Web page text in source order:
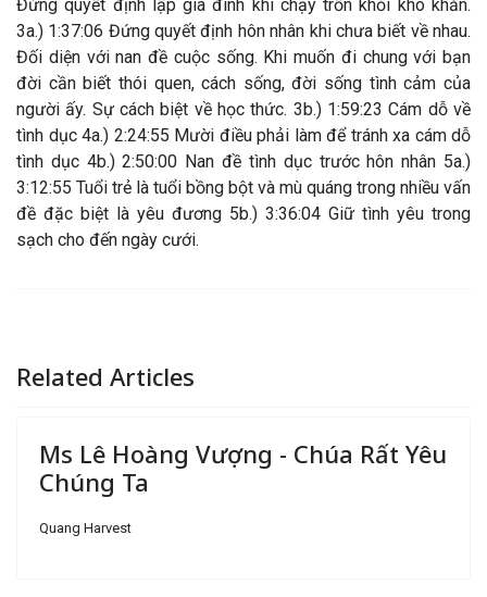
Đừng quyết định lập gia đình khi chạy trốn khỏi khó khăn.
3a.) 1:37:06 Đứng quyết định hôn nhân khi chưa biết về nhau.
Đối diện với nan đề cuộc sống. Khi muốn đi chung với bạn
đời cần biết thói quen, cách sống, đời sống tình cảm của
người ấy. Sự cách biệt về học thức. 3b.) 1:59:23 Cám dỗ về
tình dục 4a.) 2:24:55 Mười điều phải làm để tránh xa cám dỗ
tình dục 4b.) 2:50:00 Nan đề tình dục trước hôn nhân 5a.)
3:12:55 Tuổi trẻ là tuổi bồng bột và mù quáng trong nhiều vấn
đề đặc biệt là yêu đương 5b.) 3:36:04 Giữ tình yêu trong
sạch cho đến ngày cưới.
Related Articles
Ms Lê Hoàng Vượng - Chúa Rất Yêu
Chúng Ta
Quang Harvest